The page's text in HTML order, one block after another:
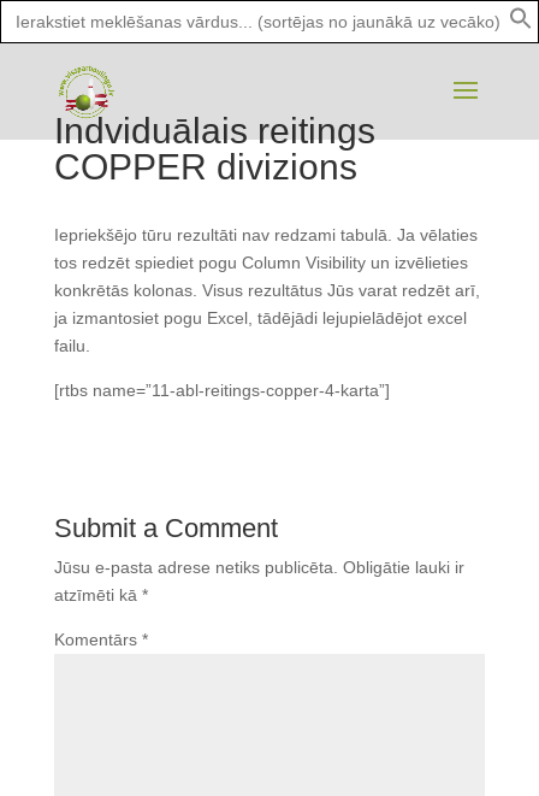
Search
for:
Indviduālais reitings
COPPER divizions
Iepriekšējo tūru rezultāti nav redzami tabulā. Ja vēlaties
tos redzēt spiediet pogu Column Visibility un izvēlieties
konkrētās kolonas. Visus rezultātus Jūs varat redzēt arī,
ja izmantosiet pogu Excel, tādējādi lejupielādējot excel
failu.
[rtbs name=”11-abl-reitings-copper-4-karta”]
Submit a Comment
Jūsu e-pasta adrese netiks publicēta. Obligātie lauki ir
atzīmēti kā *
Komentārs *